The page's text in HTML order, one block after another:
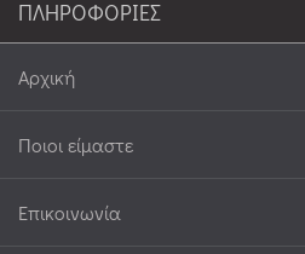
ΠΛΗΡΟΦΟΡΙΕΣ
Αρχική
Ποιοι είμαστε
Επικοινωνία